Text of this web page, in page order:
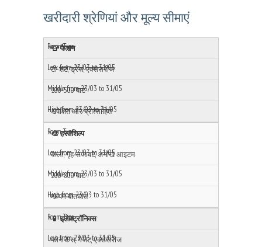
खरीदारी श्रेणियां और मूल्य सीमाएं
👕 फैशन
टी-शर्ट, ड्रेस, एक्सेसरीज
100-500 बाट
अपेक्षित और प्रोत्साहित
🎨 हस्तशिल्प
कला, गृह सजावट, अनोखे आइटम
200-800 बाट
मध्यम बातचीत
📱 इलेक्ट्रॉनिक्स
फोन केस, गैजेट, एक्सेसरीज